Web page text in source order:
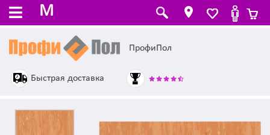
M
ПрофиПол
Быстрая доставка